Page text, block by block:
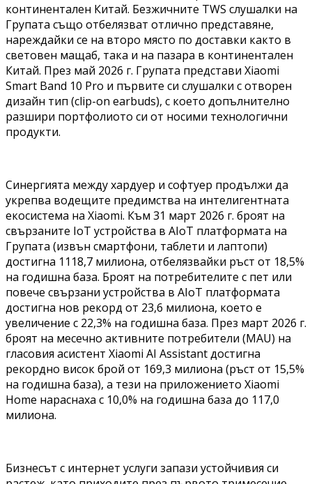
континентален Китай. Безжичните TWS слушалки на
Групата също отбелязват отлично представяне,
нареждайки се на второ място по доставки както в
световен мащаб, така и на пазара в континентален
Китай. През май 2026 г. Групата представи Xiaomi
Smart Band 10 Pro и първите си слушалки с отворен
дизайн тип (clip-on earbuds), с което допълнително
разшири портфолиото си от носими технологични
продукти.
Синергията между хардуер и софтуер продължи да
укрепва водещите предимства на интелигентната
екосистема на Xiaomi. Към 31 март 2026 г. броят на
свързаните IoT устройства в AIoT платформата на
Групата (извън смартфони, таблети и лаптопи)
достигна 1118,7 милиона, отбелязвайки ръст от 18,5%
на годишна база. Броят на потребителите с пет или
повече свързани устройства в AIoT платформата
достигна нов рекорд от 23,6 милиона, което е
увеличение с 22,3% на годишна база. През март 2026 г.
броят на месечно активните потребители (MAU) на
гласовия асистент Xiaomi AI Assistant достигна
рекордно висок брой от 169,3 милиона (ръст от 15,5%
на годишна база), а тези на приложението Xiaomi
Home нараснаха с 10,0% на годишна база до 117,0
милиона.
Бизнесът с интернет услуги запази устойчивия си